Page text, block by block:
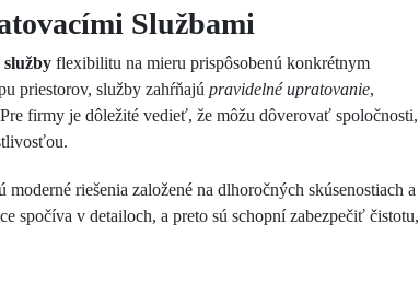
Službami
služby flexibilitu na mieru prispôsobenú konkrétnym
priestorov, služby zahŕňajú pravidelné upratovanie,
firmy je dôležité vedieť, že môžu dôverovať spoločnosti,
moderné riešenia založené na dlhoročných skúsenostiach a
spočíva v detailoch, a preto sú schopní zabezpečiť čistotu,